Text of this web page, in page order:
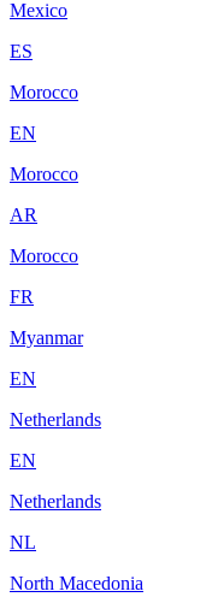
Mexico
ES
Morocco
EN
Morocco
AR
Morocco
FR
Myanmar
EN
Netherlands
EN
Netherlands
NL
North Macedonia